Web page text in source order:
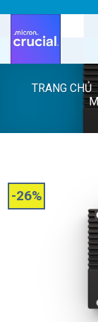
content
TRANG CHỦ
-26%